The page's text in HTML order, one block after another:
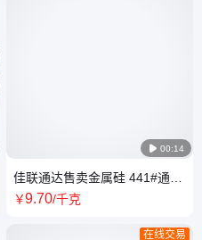
 00:14
佳联通达售卖金属硅 441#通氧
工业硅 多晶硅 工业镀膜 现货出
￥9.70/千克
在线交易